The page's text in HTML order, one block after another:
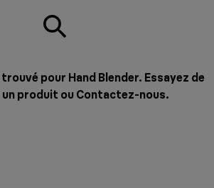
trouvé pour Hand Blender. Essayez de
produit ouContactez-nous.